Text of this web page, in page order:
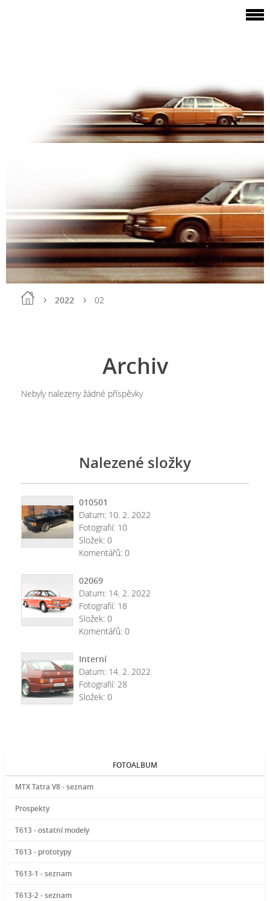
2022 02
Archiv
Nebyly nalezeny žádné příspěvky
Nalezené složky
010501
Datum: 10. 2. 2022
Fotografií: 10
Složek: 0
Komentářů: 0
02069
Datum: 14. 2. 2022
Fotografií: 18
Složek: 0
Komentářů: 0
Interní
Datum: 14. 2. 2022
Fotografií: 28
Složek: 0
FOTOALBUM
MTX Tatra V8 - seznam
Prospekty
T613 - ostatní modely
T613 - prototypy
T613-1 - seznam
T613-2 - seznam